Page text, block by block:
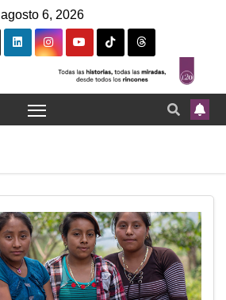
agosto 6, 2026